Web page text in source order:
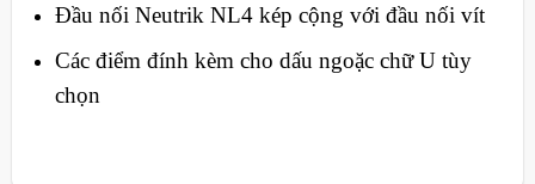
Đầu nối Neutrik NL4 kép cộng với đầu nối vít
Các điểm đính kèm cho dấu ngoặc chữ U tùy
chọn